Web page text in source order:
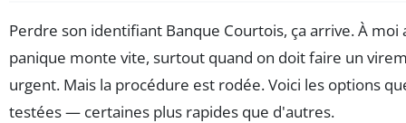
Perdre son identifiant Banque Courtois, ça arrive. À moi
panique monte vite, surtout quand on doit faire un
urgent. Mais la procédure est rodée. Voici les options
testées — certaines plus rapides que d'autres.